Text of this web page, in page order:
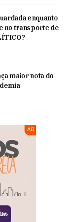
enquanto
no transporte de
maior nota do